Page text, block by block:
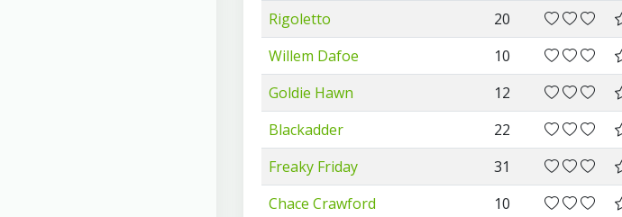
Rigoletto
20
Willem Dafoe
10
Goldie Hawn
12
Blackadder
22
Freaky Friday
31
Chace Crawford
10